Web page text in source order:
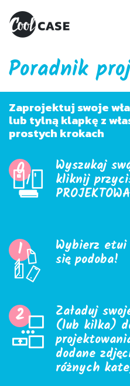
Poradnik
Zaprojektuj swoje
lub tylną klapkę z
prostych krokach
0 Wyszukaj
kliknij
1 Wybierz
się podoba!
2 Załaduj
(lub kilka)
dodane
różnych